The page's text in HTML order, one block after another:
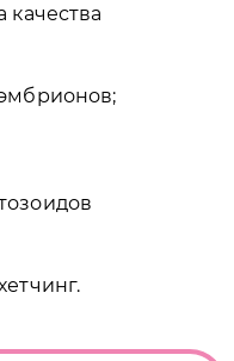
качества